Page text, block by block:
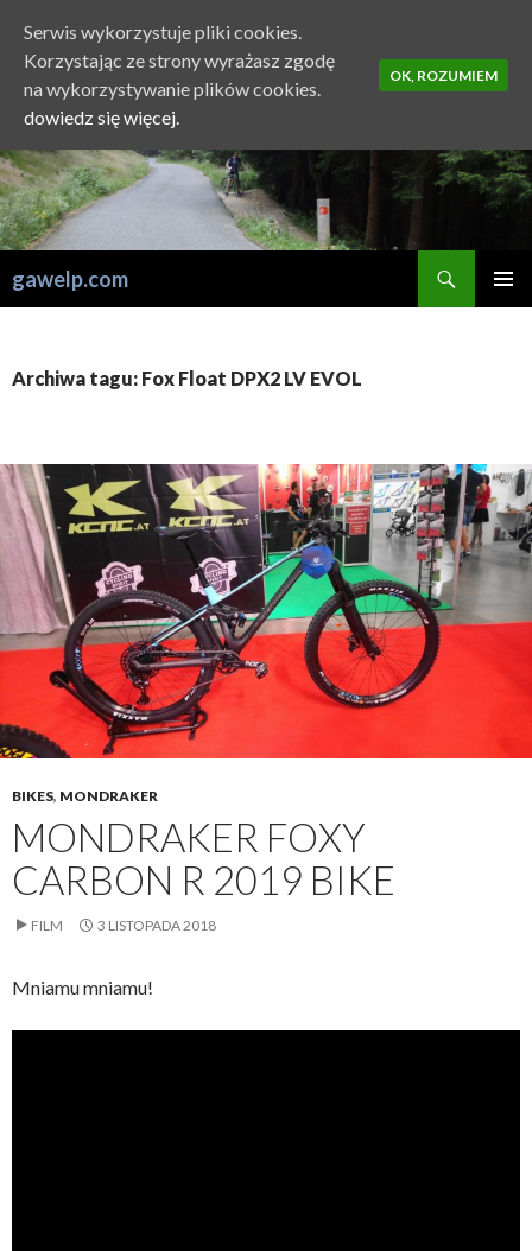
gawelp.com
Archiwa tagu: Fox Float DPX2 LV EVOL
BIKES, MONDRAKER
MONDRAKER FOXY
CARBON R 2019 BIKE
FILM 3 LISTOPADA 2018
Mniamu mniamu!
Serwis wykorzystuje pliki cookies.
Korzystając ze strony wyrażasz zgodę
na wykorzystywanie plików cookies.
dowiedz się więcej.
OK, ROZUMIEM